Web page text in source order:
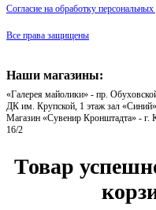
Согласие на обработку
Все права защищены
Наши магазины:
«Галерея майолики» - пр.
ДК им. Крупской, 1 этаж зал «Синий»
Магазин «Сувенир Кронштадта» - г.
16/2
Товар